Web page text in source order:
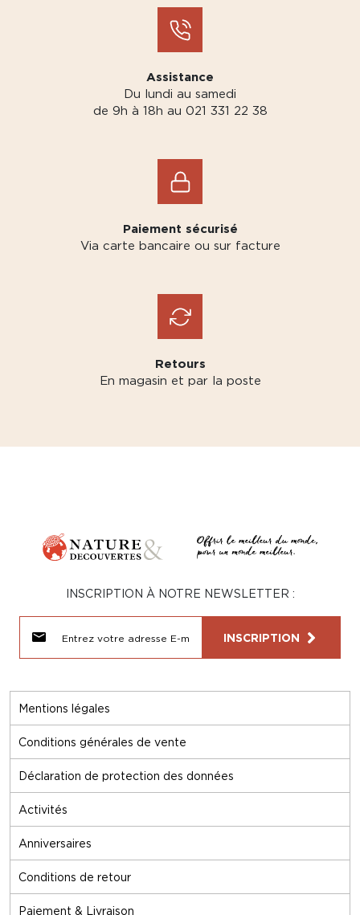
Assistance
Du lundi au samedi
de 9h à 18h au 021 331 22 38
Paiement sécurisé
Via carte bancaire ou sur facture
Retours
En magasin et par la poste
Mentions légales
Conditions générales de vente
Déclaration de protection des données
Activités
Anniversaires
Conditions de retour
Paiement & Livraison
INSCRIPTION À NOTRE NEWSLETTER :
INSCRIPTION